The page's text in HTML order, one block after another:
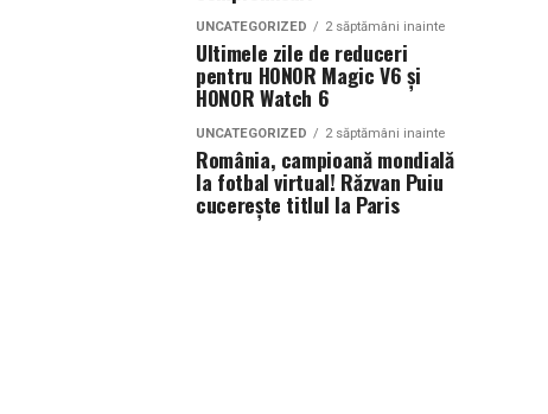
UNCATEGORIZED 2 săptămâni inainte
Ultimele zile de reduceri
pentru HONOR Magic V6 și
HONOR Watch 6
UNCATEGORIZED 2 săptămâni inainte
România, campioană mondială
la fotbal virtual! Răzvan Puiu
cucerește titlul la Paris